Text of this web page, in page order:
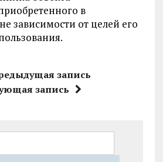
в
зависимости от целей его
запись
запись